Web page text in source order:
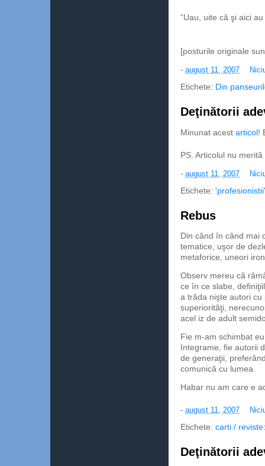
“Uau, uite că şi aici
[posturile originale
- august 11, 2007
Etichete: Din
Deţinătorii
Minunat acest articol!
PS. Articolul nu
- august 11, 2007
Etichete: 'profesionistii'
Rebus
Din când în când mai
tematice, uşor de
metaforice, uneori
Observ mereu că
ce în ce slabe,
a trăda nişte autori
superiorităţi,
acel iz de adult
Fie m-am schimbat
Integrame, fie autorii
de generaţii,
comunică cu lumea.
Habar nu am care e
- august 11, 2007
Etichete: carti /
Deţinătorii